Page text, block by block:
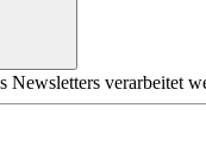
Newsletters verarbeitet